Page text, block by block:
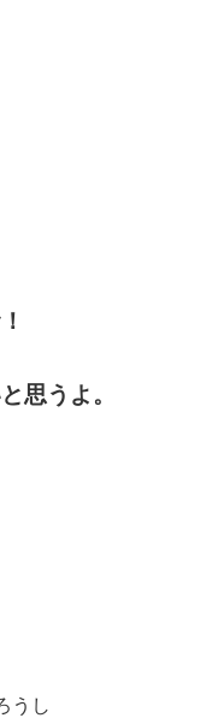
思うよ。
うし